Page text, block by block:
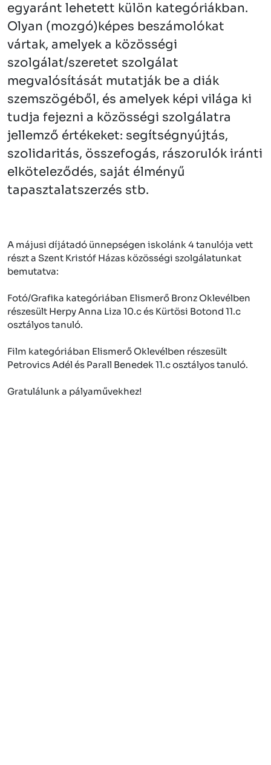
egyaránt lehetett külön kategóriákban.
Olyan (mozgó)képes beszámolókat
vártak, amelyek a közösségi
szolgálat/szeretet szolgálat
megvalósítását mutatják be a diák
szemszögéből, és amelyek képi világa ki
tudja fejezni a közösségi szolgálatra
jellemző értékeket: segítségnyújtás,
szolidaritás, összefogás, rászorulók iránti
elköteleződés, saját élményű
tapasztalatszerzés stb.
A májusi díjátadó ünnepségen iskolánk 4 tanulója vett
részt a Szent Kristóf Házas közösségi szolgálatunkat
bemutatva:
Fotó/Grafika kategóriában Elismerő Bronz Oklevélben
részesült Herpy Anna Liza 10.c és Kürtösi Botond 11.c
osztályos tanuló.
Film kategóriában Elismerő Oklevélben részesült
Petrovics Adél és Parall Benedek 11.c osztályos tanuló.
Gratulálunk a pályaművekhez!